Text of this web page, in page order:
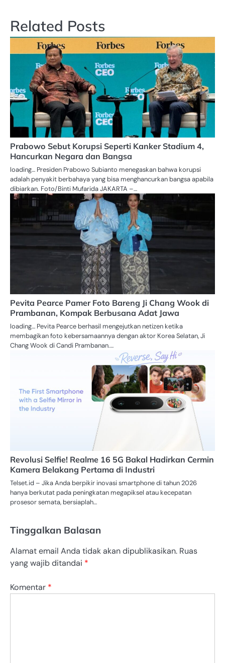
Related Posts
Prabowo Sebut Korupsi Seperti Kanker Stadium 4,
Hancurkan Negara dan Bangsa
loading… Presiden Prabowo Subianto menegaskan bahwa korupsi
adalah penyakit berbahaya yang bisa menghancurkan bangsa apabila
dibiarkan. Foto/Binti Mufarida JAKARTA –…
Pevita Pearce Pamer Foto Bareng Ji Chang Wook di
Prambanan, Kompak Berbusana Adat Jawa
loading… Pevita Pearce berhasil mengejutkan netizen ketika
membagikan foto kebersamaannya dengan aktor Korea Selatan, Ji
Chang Wook di Candi Prambanan.…
Revolusi Selfie! Realme 16 5G Bakal Hadirkan Cermin
Kamera Belakang Pertama di Industri
Telset.id – Jika Anda berpikir inovasi smartphone di tahun 2026
hanya berkutat pada peningkatan megapiksel atau kecepatan
prosesor semata, bersiaplah…
Tinggalkan Balasan
Alamat email Anda tidak akan dipublikasikan. Ruas
yang wajib ditandai *
Komentar *